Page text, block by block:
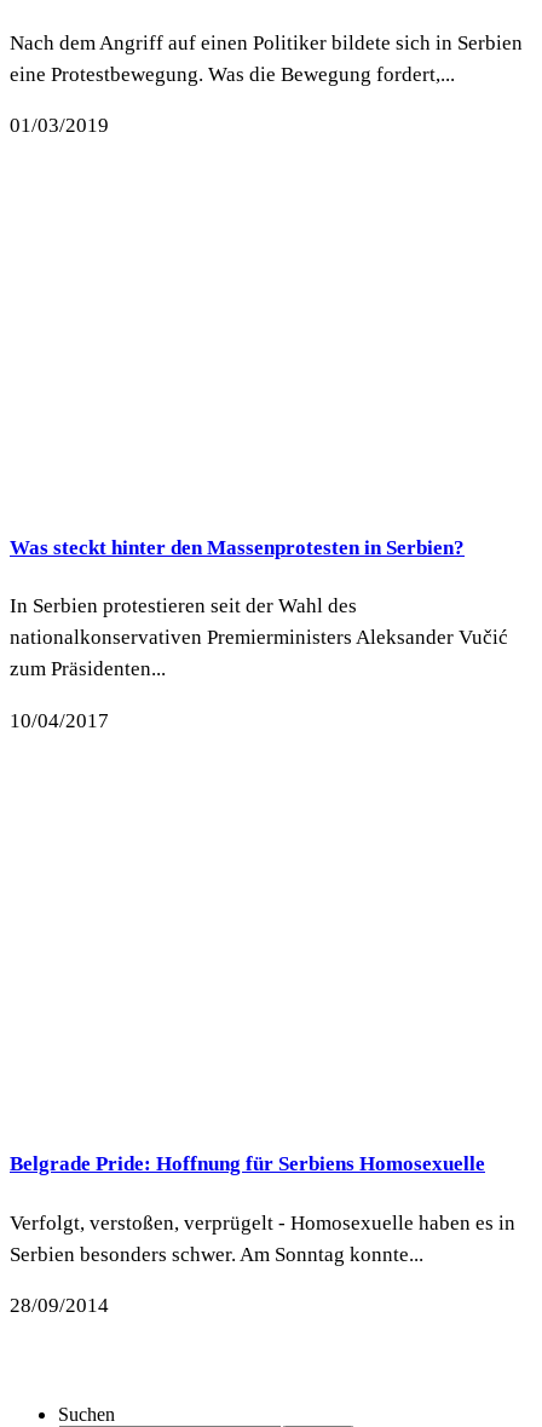
Nach dem Angriff auf einen Politiker bildete sich in Serbien
eine Protestbewegung. Was die Bewegung fordert,...
01/03/2019
Was steckt hinter den Massenprotesten in Serbien?
In Serbien protestieren seit der Wahl des
nationalkonservativen Premierministers Aleksander Vučić
zum Präsidenten...
10/04/2017
Belgrade Pride: Hoffnung für Serbiens Homosexuelle
Verfolgt, verstoßen, verprügelt - Homosexuelle haben es in
Serbien besonders schwer. Am Sonntag konnte...
28/09/2014
Suchen